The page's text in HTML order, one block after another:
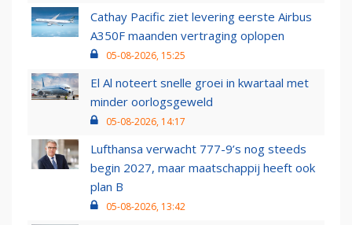
Cathay Pacific ziet levering eerste Airbus
A350F maanden vertraging oplopen
05-08-2026, 15:25
El Al noteert snelle groei in kwartaal met
minder oorlogsgeweld
05-08-2026, 14:17
Lufthansa verwacht 777-9’s nog steeds
begin 2027, maar maatschappij heeft ook
plan B
05-08-2026, 13:42